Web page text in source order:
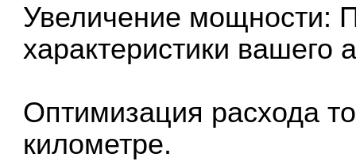
Увеличение мощности:
характеристики вашего
Оптимизация расхода
километре.